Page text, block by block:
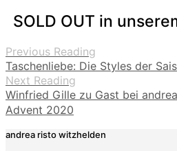
SOLD OUT in
Previous Reading
Taschenliebe: Die Styles der
Next Reading
Winfried Gille zu Gast bei
Advent 2020
andrea risto witzhelden